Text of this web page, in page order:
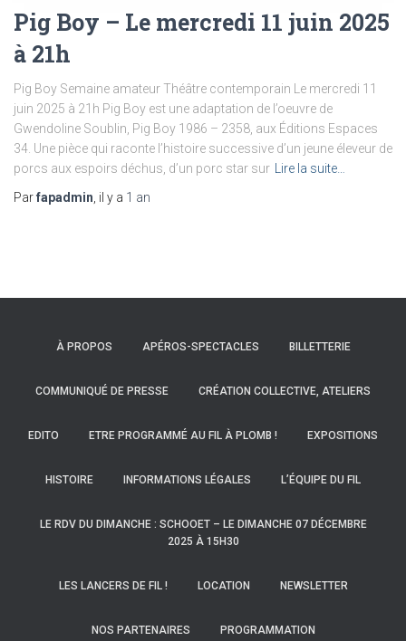
Pig Boy – Le mercredi 11 juin 2025
à 21h
Pig Boy Semaine amateur Théâtre contemporain Le mercredi 11
juin 2025 à 21h Pig Boy est une adaptation de l’oeuvre de
Gwendoline Soublin, Pig Boy 1986 – 2358, aux Éditions Espaces
34. Une pièce qui raconte l’histoire successive d’un jeune éleveur de
porcs aux espoirs déchus, d’un porc star sur
Lire la suite…
Parfapadmin , il y a 1 an
À PROPOS APÉROS-SPECTACLES BILLETTERIE
COMMUNIQUÉ DE PRESSE CRÉATION COLLECTIVE, ATELIERS
EDITO ETRE PROGRAMMÉ AU FIL À PLOMB ! EXPOSITIONS
HISTOIRE INFORMATIONS LÉGALES L’ÉQUIPE DU FIL
LE RDV DU DIMANCHE : SCHOOET – LE DIMANCHE 07 DÉCEMBRE
2025 À 15H30
LES LANCERS DE FIL ! LOCATION NEWSLETTER
NOS PARTENAIRES PROGRAMMATION